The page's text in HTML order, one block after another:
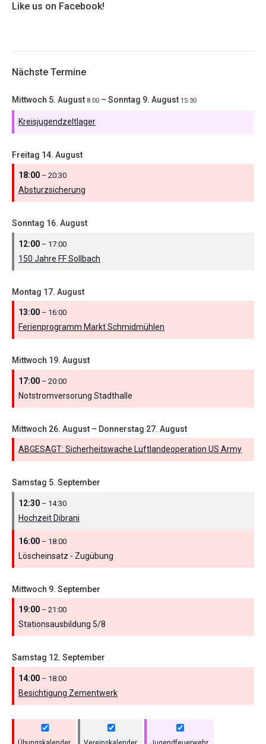
Like us on Facebook!
Nächste Termine
Mittwoch 5. August 8:00 – Sonntag 9. August 15:30
Kreisjugendzeltlager
Freitag 14. August
18:00 – 20:30
Absturzsicherung
Sonntag 16. August
12:00 – 17:00
150 Jahre FF Sollbach
Montag 17. August
13:00 – 16:00
Ferienprogramm Markt Schmidmühlen
Mittwoch 19. August
17:00 – 20:00
Notstromversorung Stadthalle
Mittwoch 26. August – Donnerstag 27. August
ABGESAGT: Sicherheitswache Luftlandeoperation US Army
Samstag 5. September
12:30 – 14:30
Hochzeit Dibrani
16:00 – 18:00
Löscheinsatz - Zugübung
Mittwoch 9. September
19:00 – 21:00
Stationsausbildung 5/8
Samstag 12. September
14:00 – 18:00
Besichtigung Zementwerk